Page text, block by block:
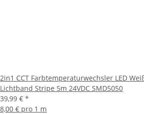
2in1 CCT Farbtemperaturwechsler LED
Lichtband Stripe 5m 24VDC SMD5050
39,99 € *
8,00 € pro 1 m